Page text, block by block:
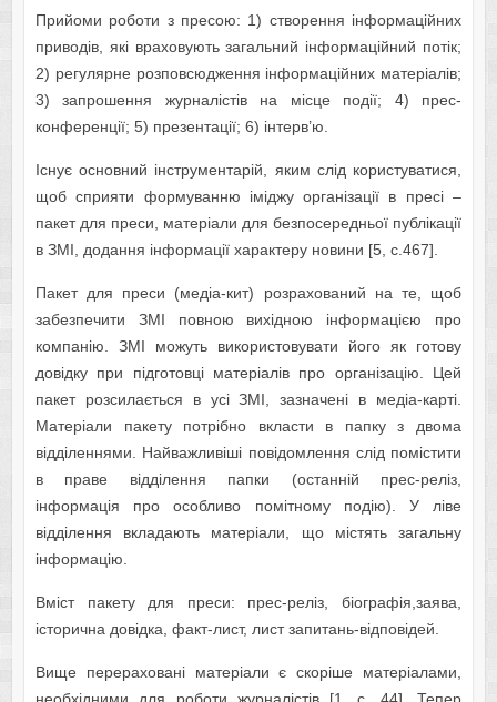
Прийоми роботи з пресою: 1) створення інформаційних
приводів, які враховують загальний інформаційний потік;
2) регулярне розповсюдження інформаційних матеріалів;
3) запрошення журналістів на місце події; 4) прес-
конференції; 5) презентації; 6) інтерв’ю.
Існує основний інструментарій, яким слід користуватися,
щоб сприяти формуванню іміджу організації в пресі –
пакет для преси, матеріали для безпосередньої публікації
в ЗМІ, додання інформації характеру новини [5, c.467].
Пакет для преси (медіа-кит) розрахований на те, щоб
забезпечити ЗМІ повною вихідною інформацією про
компанію. ЗМІ можуть використовувати його як готову
довідку при підготовці матеріалів про організацію. Цей
пакет розсилається в усі ЗМІ, зазначені в медіа-карті.
Матеріали пакету потрібно вкласти в папку з двома
відділеннями. Найважливіші повідомлення слід помістити
в праве відділення папки (останній прес-реліз,
інформація про особливо помітному подію). У ліве
відділення вкладають матеріали, що містять загальну
інформацію.
Вміст пакету для преси: прес-реліз, біографія,заява,
історична довідка, факт-лист, лист запитань-відповідей.
Вище перераховані матеріали є скоріше матеріалами,